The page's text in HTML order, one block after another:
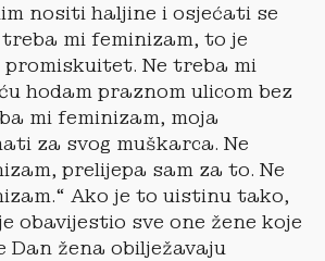
nositi haljine i osjećati se
treba mi feminizam, to je
Ne treba mi
hodam praznom ulicom bez
mi feminizam, moja
za svog muškarca. Ne
prelijepa sam za to. Ne
Ako je to uistinu tako,
obavijestio sve one žene koje
Dan žena obilježavaju